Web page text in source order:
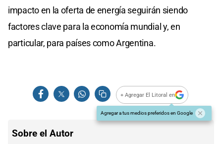
impacto en la oferta de energía seguirán siendo
factores clave para la economía mundial y, en
particular, para países como Argentina.
+ Agregar El Litoral en
Agregar a tus medios preferidos en Google
Sobre el Autor